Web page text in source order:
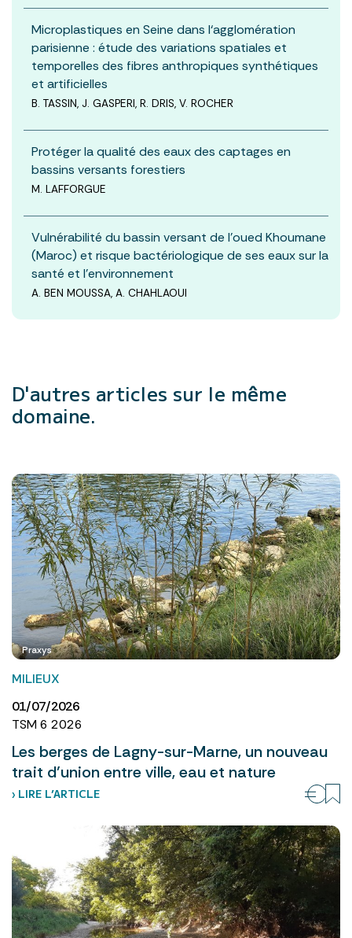
Microplastiques en Seine dans l‘agglomération
parisienne : étude des variations spatiales et
temporelles des fibres anthropiques synthétiques
et artificielles
B. TASSIN, J. GASPERI, R. DRIS, V. ROCHER
Protéger la qualité des eaux des captages en
bassins versants forestiers
M. LAFFORGUE
Vulnérabilité du bassin versant de l’oued Khoumane
(Maroc) et risque bactériologique de ses eaux sur la
santé et l’environnement
A. BEN MOUSSA, A. CHAHLAOUI
D'autres articles sur le même
domaine.
Praxys
MILIEUX
01/07/2026
TSM 6 2026
Les berges de Lagny-sur-Marne, un nouveau
trait d’union entre ville, eau et nature
› LIRE L’ARTICLE